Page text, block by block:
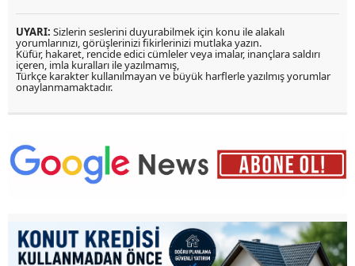
UYARI: Sizlerin seslerini duyurabilmek için konu ile alakalı
yorumlarınızı, görüşlerinizi fikirlerinizi mutlaka yazın.
Küfür, hakaret, rencide edici cümleler veya imalar, inançlara saldırı
içeren, imla kuralları ile yazılmamış,
Türkçe karakter kullanılmayan ve büyük harflerle yazılmış yorumlar
onaylanmamaktadır.